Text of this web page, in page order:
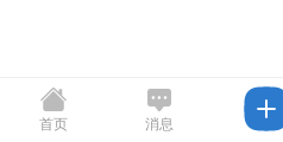
首页 消息